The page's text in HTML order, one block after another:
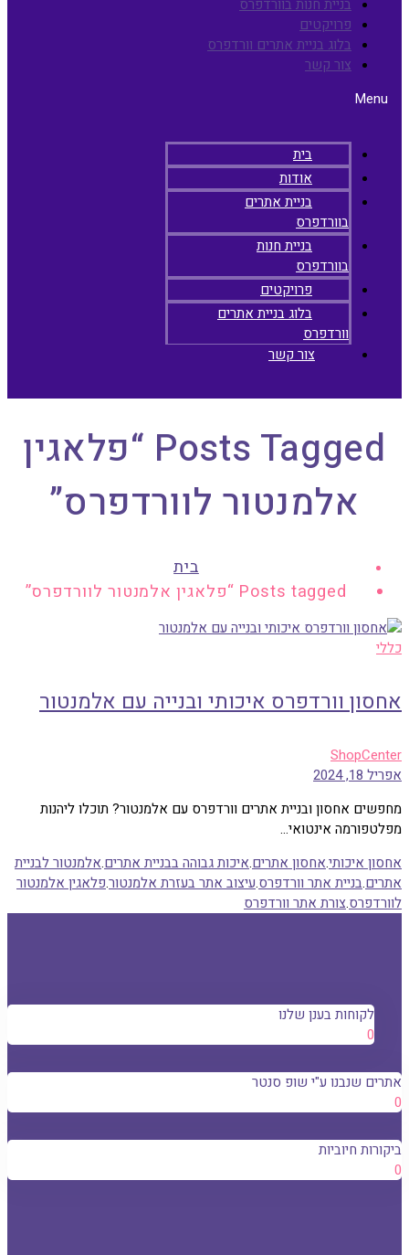
בניית חנות בוורדפרס
פרויקטים
בלוג בניית אתרים וורדפרס
צור קשר
Menu
בית
אודות
בניית אתרים
בוורדפרס
בניית חנות
בוורדפרס
פרויקטים
בלוג בניית אתרים
וורדפרס
צור קשר
Posts Tagged “פלאגין
אלמנטור לוורדפרס”
בית
Posts tagged “פלאגין אלמנטור לוורדפרס”
כללי
אחסון וורדפרס איכותי ובנייה עם אלמנטור
ShopCenter
אפריל 18, 2024
מחפשים אחסון ובניית אתרים וורדפרס עם אלמנטור? תוכלו ליהנות
מפלטפורמה אינטואי…
אחסון איכותי.אחסון אתרים.איכות גבוהה בבניית אתרים.אלמנטור לבניית
אתרים.בניית אתר וורדפרס.עיצוב אתר בעזרת אלמנטור.פלאגין אלמנטור
לוורדפרס.צורת אתר וורדפרס
לקוחות בענן שלנו
0
אתרים שנבנו ע"י שופ סנטר
0
ביקורות חיוביות
0